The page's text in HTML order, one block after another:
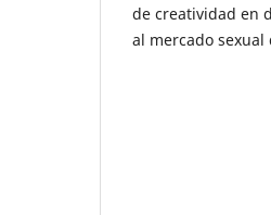
de creatividad en
al mercado